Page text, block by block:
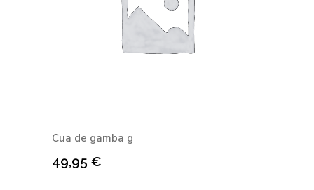
Cua de gamba g
49,95 €